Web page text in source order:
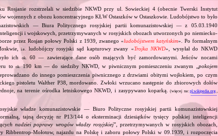
Rosjanie rozstrzelali w siedzibie NKWD przy ul. Sowieckiej 4 (obecnie Twerski Instytut
wojennych z obozu koncentracyjnego KŁW Ostaszków w Ostaszkowie. Ludobójstwo to było
— Biura Politycznego rosyjskiej partii komunazistowskiej — z 05.03.1940
i wojskowych, przetrzymywanych w rosyjskich obozach utworzonych po niemiecko‐
przez Rosjan połowy Polski z 1939, zwanego «ludobójstwem katyńskim». Po formalnym
i.e. ludobójczy rosyjski sąd kapturowy zwany «Trojka NKWD», wysyłał do NKWD
ich
ok.
60 — zawierające dane osób mających być zamordowanymi. Jeńców nocami
took.190 km — do siedziby NKWD, w piwnicznym pomieszczeniu zwanym „ pokojem
do innego pomieszczenia piwnicznego z drzwiami obitymi wojłokiem, po czym
pistoletu Walther P38, mordowano. Zwłoki wrzucano następnie do zbiorowych dołów
na terenie ośrodka letniskowego NKWD, i zasypywano koparką.
(więcej na:pl.wikipedia.org
władze komunazistowskie — Biuro Polityczne rosyjskiej partii komunazistowskiej
tajną decyzję nr P13/144 o eksterminacji dziesiątków tysięcy polskiej inteligencji
nadziei poprawy wrogów władzy rosyjskiej”, przetrzymywanych w rosyjskich obozach,
Ribbentrop‐Mołotow, najazdu na Polskę i zaboru połowy Polski w 09.1939, i rozpoczęcia